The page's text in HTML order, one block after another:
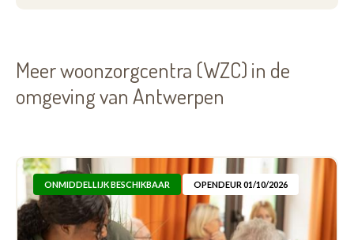
Meer woonzorgcentra (WZC) in de
omgeving van Antwerpen
ONMIDDELLIJK BESCHIKBAAR OPENDEUR 01/10/2026